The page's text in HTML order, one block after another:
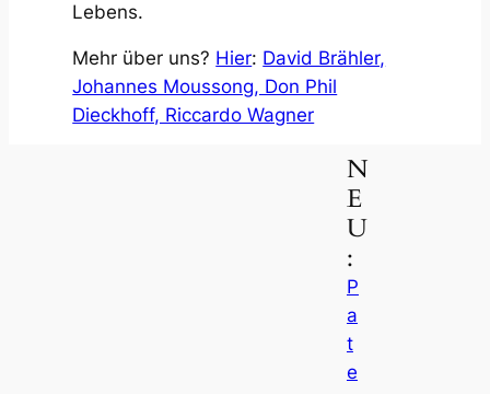
Lebens.
Mehr über uns? Hier: David Brähler,
Johannes Moussong, Don Phil
Dieckhoff, Riccardo Wagner
N
E
U
:
P
a
t
e